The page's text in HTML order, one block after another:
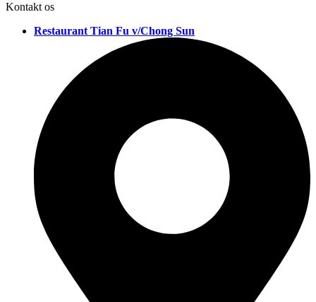
Kontakt os
Restaurant Tian Fu v/Chong Sun